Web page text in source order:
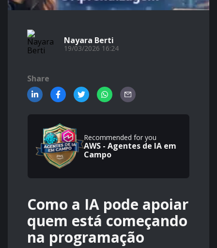
Nayara Berti
19/03/2026 16:24
Share
Recommended for you
AWS - Agentes de IA em
Campo
Como a IA pode apoiar
quem está começando
na programação